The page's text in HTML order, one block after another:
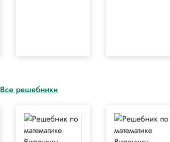
Все решебники